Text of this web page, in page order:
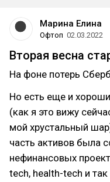
Марина Елина
Офтоп 02.03.2022
Вторая весна
На фоне потерь
Но есть еще и
(как я это вижу
мой хрустальный
часть активов была
нефинансовых
tech, health-tech и